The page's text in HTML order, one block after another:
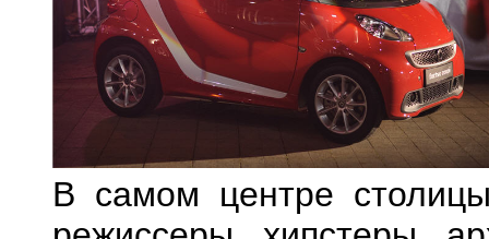
В самом центре